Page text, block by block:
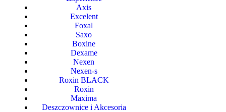
Axis
Excelent
Foxal
Saxo
Boxine
Dexame
Nexen
Nexen-s
Roxin BLACK
Roxin
Maxima
Deszczownice i Akcesoria